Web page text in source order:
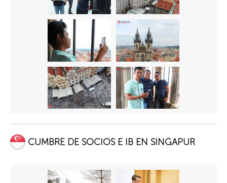
CUMBRE DE SOCIOS E IB EN SINGAPUR